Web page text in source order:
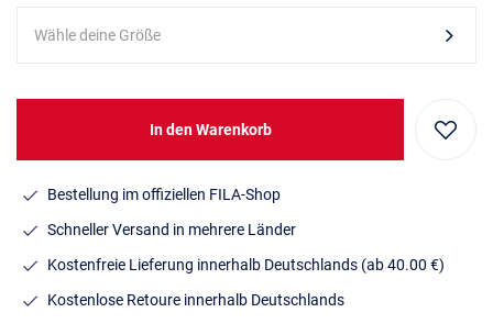
Wähle deine Größe
In den Warenkorb
Bestellung im offiziellen FILA-Shop
Schneller Versand in mehrere Länder
Kostenfreie Lieferung innerhalb Deutschlands (ab 40.00 €)
Kostenlose Retoure innerhalb Deutschlands